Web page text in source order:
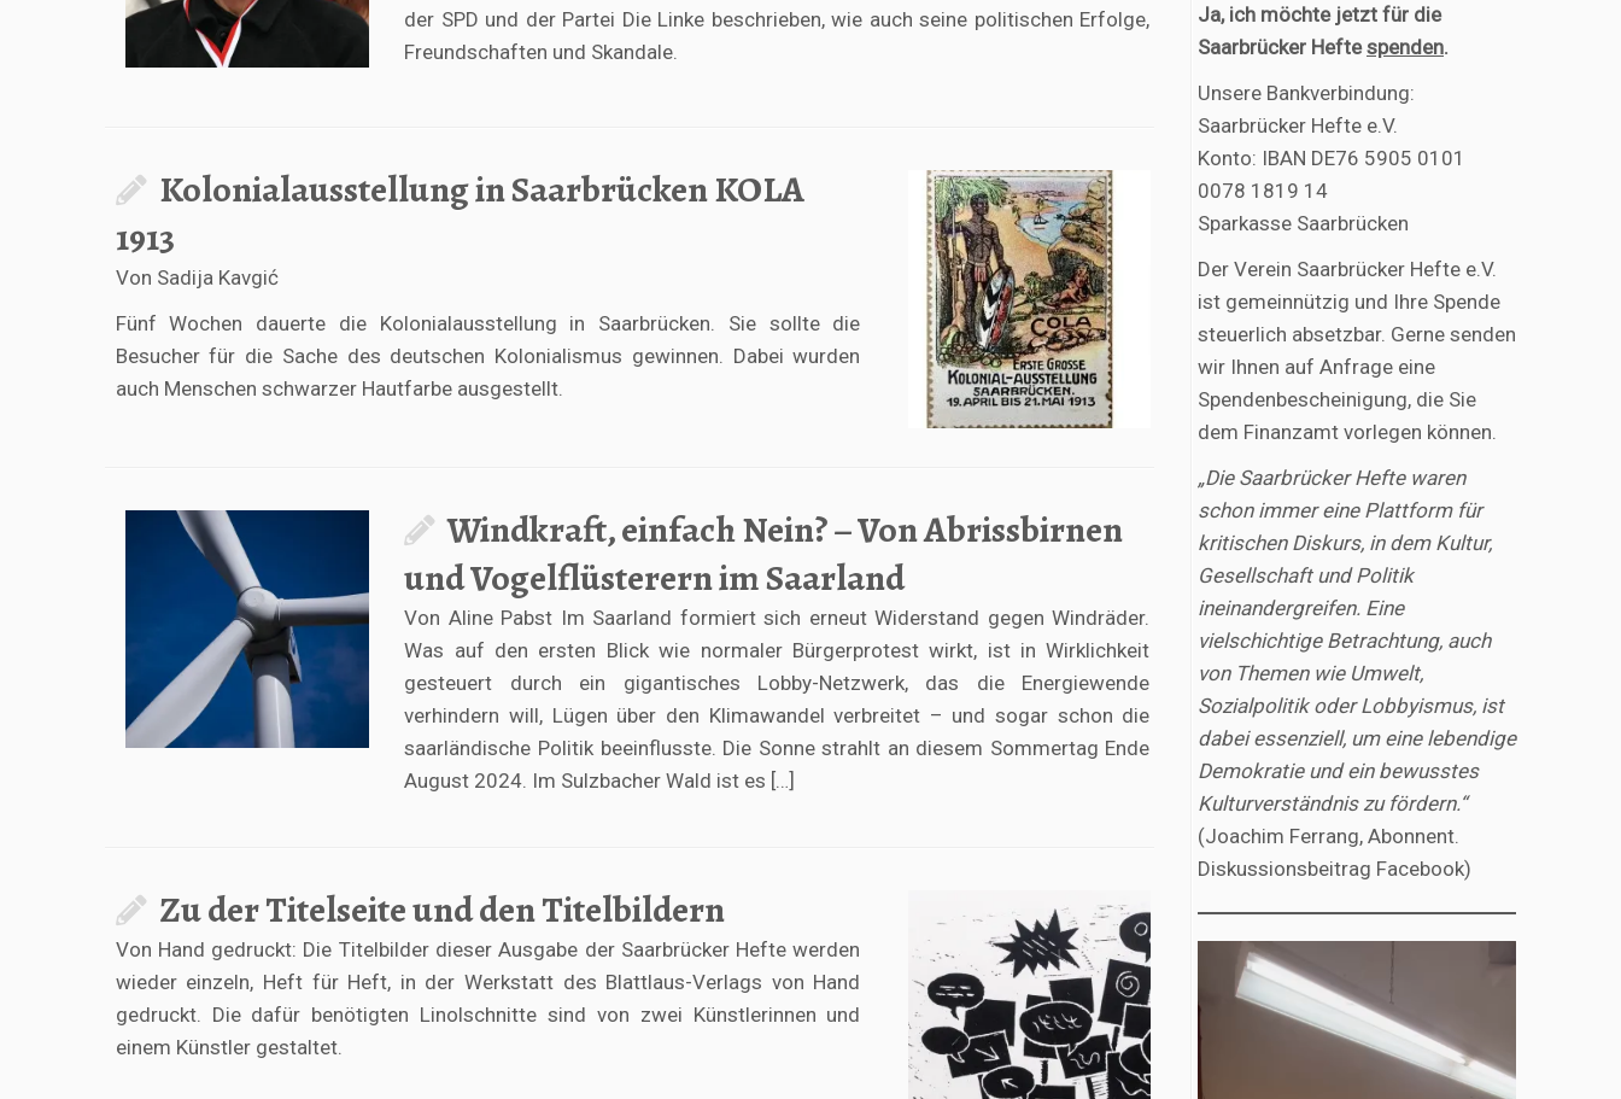
der SPD und der Partei Die Linke beschrieben, wie auch seine politischen Erfolge,
Freundschaften und Skandale.
Kolonialausstellung in Saarbrücken KOLA
1913
Von Sadija Kavgić
Fünf Wochen dauerte die Kolonialausstellung in Saarbrücken. Sie sollte die
Besucher für die Sache des deutschen Kolonialismus gewinnen. Dabei wurden
auch Menschen schwarzer Hautfarbe ausgestellt.
Windkraft, einfach Nein? – Von Abrissbirnen
und Vogelflüsterern im Saarland
Von Aline Pabst Im Saarland formiert sich erneut Widerstand gegen Windräder.
Was auf den ersten Blick wie normaler Bürgerprotest wirkt, ist in Wirklichkeit
gesteuert durch ein gigantisches Lobby-Netzwerk, das die Energiewende
verhindern will, Lügen über den Klimawandel verbreitet – und sogar schon die
saarländische Politik beeinflusste. Die Sonne strahlt an diesem Sommertag Ende
August 2024. Im Sulzbacher Wald ist es […]
Zu der Titelseite und den Titelbildern
Von Hand gedruckt: Die Titelbilder dieser Ausgabe der Saarbrücker Hefte werden
wieder einzeln, Heft für Heft, in der Werkstatt des Blattlaus-Verlags von Hand
gedruckt. Die dafür benötigten Linolschnitte sind von zwei Künstlerinnen und
einem Künstler gestaltet.
Ja, ich möchte jetzt für die
Saarbrücker Heftespenden.
Unsere Bankverbindung:
Saarbrücker Hefte e.V.
Konto: IBAN DE76 5905 0101
0078 1819 14
Sparkasse Saarbrücken
Der Verein Saarbrücker Hefte e.V.
ist gemeinnützig und Ihre Spende
steuerlich absetzbar. Gerne senden
wir Ihnen auf Anfrage eine
Spendenbescheinigung, die Sie
dem Finanzamt vorlegen können.
„Die Saarbrücker Hefte waren
schon immer eine Plattform für
kritischen Diskurs, in dem Kultur,
Gesellschaft und Politik
ineinandergreifen. Eine
vielschichtige Betrachtung, auch
von Themen wie Umwelt,
Sozialpolitik oder Lobbyismus, ist
dabei essenziell, um eine lebendige
Demokratie und ein bewusstes
Kulturverständnis zu fördern.“
(Joachim Ferrang, Abonnent.
Diskussionsbeitrag Facebook)
Video-
Player